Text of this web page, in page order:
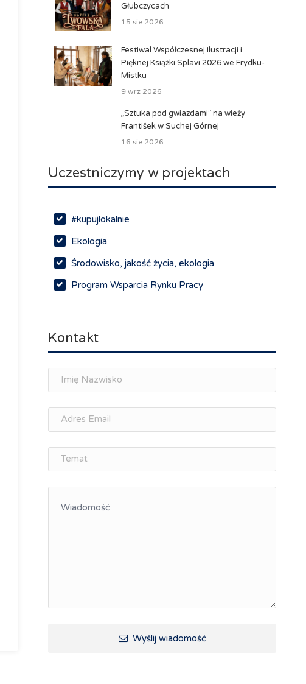
Głubczycach
15 sie 2026
Festiwal Współczesnej Ilustracji i
Pięknej Książki Splavi 2026 we Frydku-
Mistku
9 wrz 2026
„Sztuka pod gwiazdami” na wieży
František w Suchej Górnej
16 sie 2026
Uczestniczymy w projektach
#kupujlokalnie
Ekologia
Środowisko, jakość życia, ekologia
Program Wsparcia Rynku Pracy
Spotkania branżowe
osobisty
Memorandum Gospodarcze PL-CZ
Śląskie Porozumienie Gospodarcze
ŚLĄSK.ONLINE
Integracja
Kontakt
Wyślij wiadomość